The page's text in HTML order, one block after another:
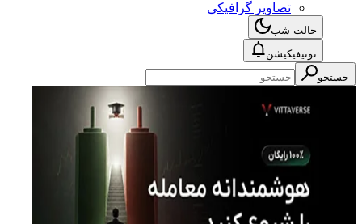
تصاویر گرافیکی
حالت شب
نوتیفیکیشن
جستجو